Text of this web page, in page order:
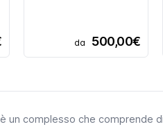
da 500,00€
un complesso che comprende